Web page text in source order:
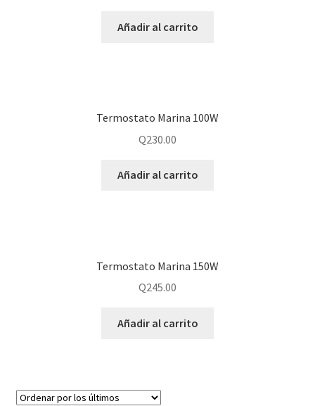
Añadir al carrito
Termostato Marina 100W
Q230.00
Añadir al carrito
Termostato Marina 150W
Q245.00
Añadir al carrito